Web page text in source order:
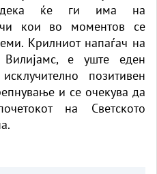
дека ќе ги има на
кои во моментов се
Крилниот напаѓач на
е уште еден
позитивен
и се очекува да
на Светското